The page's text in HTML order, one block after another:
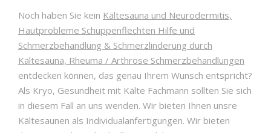
Noch haben Sie kein Kältesauna und Neurodermitis,
Hautprobleme Schuppenflechten Hilfe und
Schmerzbehandlung & Schmerzlinderung durch
Kältesauna, Rheuma / Arthrose Schmerzbehandlungen
entdecken können, das genau Ihrem Wunsch entspricht?
Als Kryo, Gesundheit mit Kälte Fachmann sollten Sie sich
in diesem Fall an uns wenden. Wir bieten Ihnen unsre
Kältesaunen als Individualanfertigungen. Wir bieten